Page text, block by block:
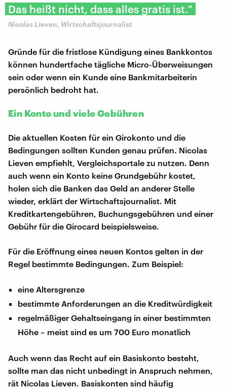
Das heißt nicht, dass alles gratis ist."
Nicolas Lieven, Wirtschaftsjournalist
Gründe für die fristlose Kündigung eines Bankkontos
können hundertfache tägliche Micro-Überweisungen
sein oder wenn ein Kunde eine Bankmitarbeiterin
persönlich bedroht hat.
Ein Konto und viele Gebühren
Die aktuellen Kosten für ein Girokonto und die
Bedingungen sollten Kunden genau prüfen. Nicolas
Lieven empfiehlt, Vergleichsportale zu nutzen. Denn
auch wenn ein Konto keine Grundgebühr kostet,
holen sich die Banken das Geld an anderer Stelle
wieder, erklärt der Wirtschaftsjournalist. Mit
Kreditkartengebühren, Buchungsgebühren und einer
Gebühr für die Girocard beispielsweise.
Für die Eröffnung eines neuen Kontos gelten in der
Regel bestimmte Bedingungen. Zum Beispiel:
eine Altersgrenze
bestimmte Anforderungen an die Kreditwürdigkeit
regelmäßiger Gehaltseingang in einer bestimmten
Höhe – meist sind es um 700 Euro monatlich
Auch wenn das Recht auf ein Basiskonto besteht,
sollte man das nicht unbedingt in Anspruch nehmen,
rät Nicolas Lieven. Basiskonten sind häufig